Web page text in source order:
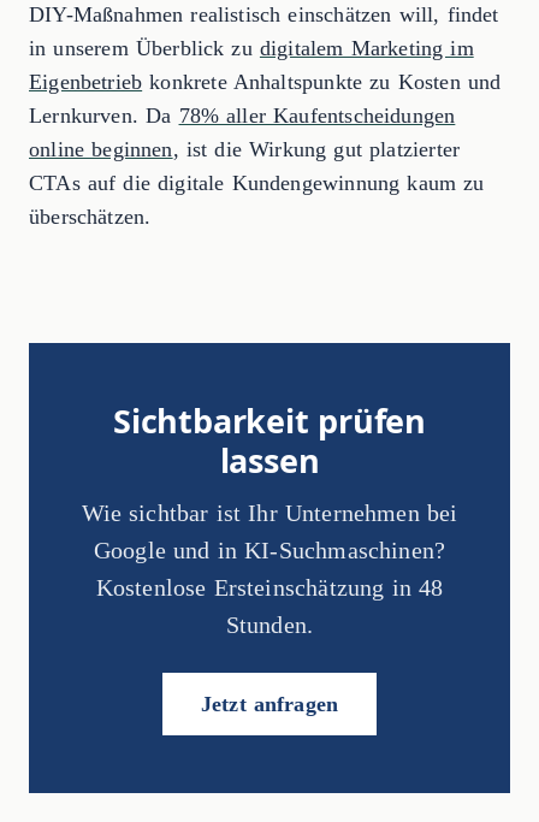
DIY-Maßnahmen realistisch einschätzen will, findet
in unserem Überblick zu digitalem Marketing im
Eigenbetrieb konkrete Anhaltspunkte zu Kosten und
Lernkurven. Da 78% aller Kaufentscheidungen
online beginnen, ist die Wirkung gut platzierter
CTAs auf die digitale Kundengewinnung kaum zu
überschätzen.
Sichtbarkeit prüfen
lassen
Wie sichtbar ist Ihr Unternehmen bei
Google und in KI-Suchmaschinen?
Kostenlose Ersteinschätzung in 48
Stunden.
Jetzt anfragen